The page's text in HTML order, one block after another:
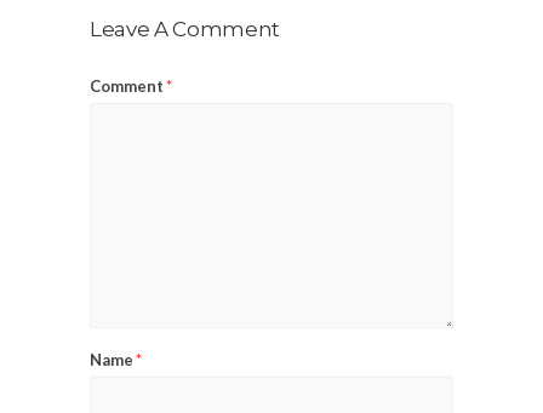
Leave A Comment
Comment*
Name*